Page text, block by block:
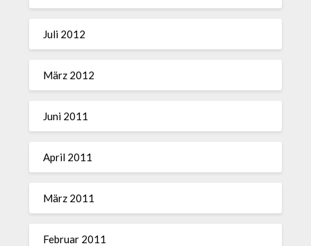
Juli 2012
März 2012
Juni 2011
April 2011
März 2011
Februar 2011